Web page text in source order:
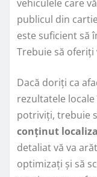
vehiculele care
publicul din
este suficient să
Trebuie să oferiți
Dacă doriți ca
rezultatele
potriviți, trebuie
conținut
detaliat vă va
optimizați și să